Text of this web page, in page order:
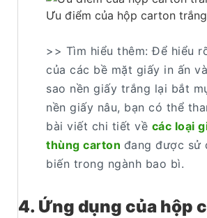
Ưu điểm của hộp carton trắng
>> Tìm hiểu thêm: Để hiểu
của các bề mặt giấy in ấn
sao nền giấy trắng lại bắt
nền giấy nâu, bạn có thể
bài viết chi tiết về các loại
thùng carton đang được sử
biến trong ngành bao bì.
4. Ứng dụng của hộp